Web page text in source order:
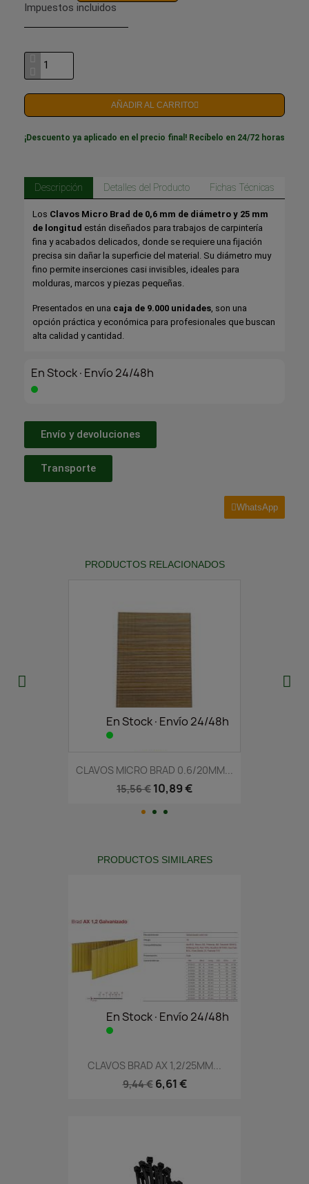
Impuestos incluidos
AÑADIR AL CARRITO
¡Descuento ya aplicado en el precio final! Recíbelo en 24/72 horas
Descripción Detalles del Producto Fichas Técnicas
Los Clavos Micro Brad de 0,6 mm de diámetro y 25 mm
de longitud están diseñados para trabajos de carpintería
fina y acabados delicados, donde se requiere una fijación
precisa sin dañar la superficie del material. Su diámetro muy
fino permite inserciones casi invisibles, ideales para
molduras, marcos y piezas pequeñas.
Presentados en una caja de 9.000 unidades , son una
opción práctica y económica para profesionales que buscan
alta calidad y cantidad.
En Stock·Envío 24/48h
Envío y devoluciones
Transporte
WhatsApp
PRODUCTOS RELACIONADOS
En Stock·Envío 24/48h
CLAVOS MICRO BRAD 0.6/20MM...
15,56 € 10,89 €
PRODUCTOS SIMILARES
En Stock·Envío 24/48h
CLAVOS BRAD AX 1,2/25MM...
9,44 € 6,61 €